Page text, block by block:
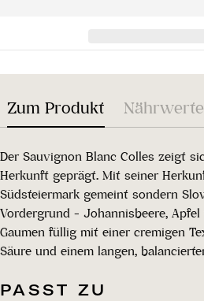
Zum Produkt Nährwerte
Der Sauvignon Blanc Colles zeigt
Herkunft geprägt. Mit seiner
Südsteiermark gemeint sondern
Vordergrund - Johannisbeere,
Gaumen füllig mit einer cremigen
Säure und einem langen,
PASST ZU